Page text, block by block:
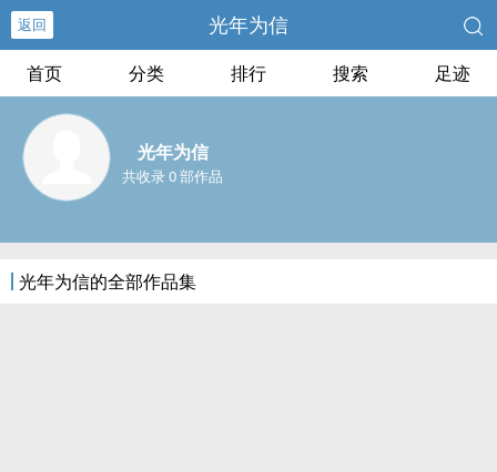
返回 光年为信
首页 分类 排行 搜索 足迹
光年为信
共收录 0 部作品
光年为信的全部作品集